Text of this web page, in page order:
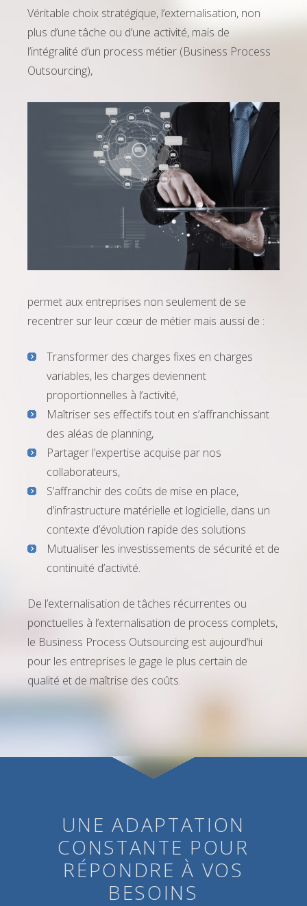
Véritable choix stratégique, l’externalisation, non
plus d’une tâche ou d’une activité, mais de
l’intégralité d’un process métier (Business Process
Outsourcing),
permet aux entreprises non seulement de se
recentrer sur leur cœur de métier mais aussi de :
Transformer des charges fixes en charges
variables, les charges deviennent
proportionnelles à l’activité,
Maîtriser ses effectifs tout en s’affranchissant
des aléas de planning,
Partager l’expertise acquise par nos
collaborateurs,
S’affranchir des coûts de mise en place,
d’infrastructure matérielle et logicielle, dans un
contexte d’évolution rapide des solutions
Mutualiser les investissements de sécurité et de
continuité d’activité.
De l’externalisation de tâches récurrentes ou
ponctuelles à l’externalisation de process complets,
le Business Process Outsourcing est aujourd’hui
pour les entreprises le gage le plus certain de
qualité et de maîtrise des coûts.
UNE ADAPTATION
CONSTANTE POUR
RÉPONDRE À VOS
BESOINS